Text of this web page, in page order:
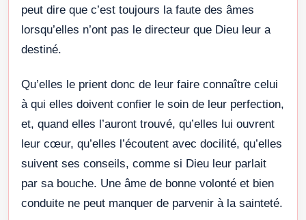
peut dire que c’est toujours la faute des âmes
lorsqu’elles n’ont pas le directeur que Dieu leur a
destiné.
Qu’elles le prient donc de leur faire connaître celui
à qui elles doivent confier le soin de leur perfection,
et, quand elles l’auront trouvé, qu’elles lui ouvrent
leur cœur, qu’elles l’écoutent avec docilité, qu’elles
suivent ses conseils, comme si Dieu leur parlait
par sa bouche. Une âme de bonne volonté et bien
conduite ne peut manquer de parvenir à la sainteté.